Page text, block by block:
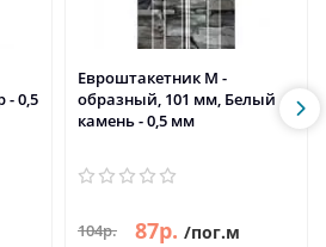
- 0,5
Евроштакетник М -
образный, 101 мм, Белый
камень - 0,5 мм
104р. 87р. /пог.м